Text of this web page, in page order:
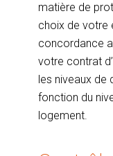
matière de
choix de votre
concordance
votre contrat
les niveaux de
fonction du
logement.